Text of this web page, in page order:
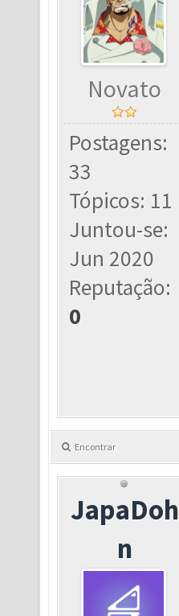
Novato
Postagens:
33
Tópicos: 11
Juntou-se:
Jun 2020
Reputação:
0
Encontrar
JapaDoh
n